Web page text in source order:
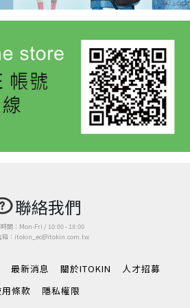
聯絡我們
間：Mon-Fri / 10:00 - 18:00
箱：itokin_ec@itokin.com.tw
最新消息 關於ITOKIN
人才招募
條款
隱私權限